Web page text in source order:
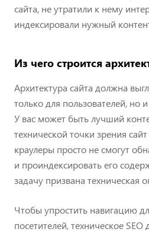
сайта, не утратили к нему
индексировали нужный
Из чего строится
Архитектура сайта должна
только для пользователей, но
У вас может быть лучший
технической точки зрения
краулеры просто не смогут
и проиндексировать его
задачу призвана техническая
Чтобы упростить навигацию
посетителей, техническое